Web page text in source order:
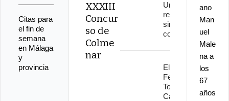
XXXIII
Concur
so de
Colme
nar
Una
revolución
sin
continuidad
El
Festival
Torre del
Cante
ano
Man
uel
Male
na a
los
67
años
Citas para
el fin de
semana
en Málaga
y
provincia